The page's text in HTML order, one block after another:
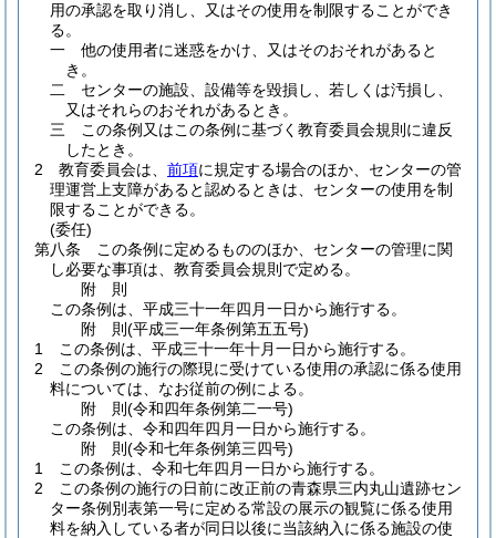
用の承認を取り消し、又はその使用を制限することができ
る。
一
他の使用者に迷惑をかけ、又はそのおそれがあると
き。
二
センターの施設、設備等を毀損し、若しくは汚損し、
又はそれらのおそれがあるとき。
三
この条例又はこの条例に基づく教育委員会規則に違反
したとき。
2
教育委員会は、 前項に規定する場合のほか、センターの管
理運営上支障があると認めるときは、センターの使用を制
限することができる。
(委任)
第八条
この条例に定めるもののほか、センターの管理に関
し必要な事項は、教育委員会規則で定める。
附 則
この条例は、平成三十一年四月一日から施行する。
附 則(平成三一年条例第五五号)
1
この条例は、平成三十一年十月一日から施行する。
2
この条例の施行の際現に受けている使用の承認に係る使用
料については、なお従前の例による。
附 則(令和四年条例第二一号)
この条例は、令和四年四月一日から施行する。
附 則(令和七年条例第三四号)
1
この条例は、令和七年四月一日から施行する。
2
この条例の施行の日前に改正前の青森県三内丸山遺跡セン
ター条例別表第一号に定める常設の展示の観覧に係る使用
料を納入している者が同日以後に当該納入に係る施設の使